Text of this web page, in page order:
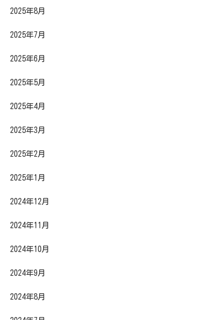
2025年8月
2025年7月
2025年6月
2025年5月
2025年4月
2025年3月
2025年2月
2025年1月
2024年12月
2024年11月
2024年10月
2024年9月
2024年8月